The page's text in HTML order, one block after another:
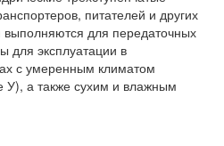
питателей и других
для передаточных
для эксплуатации в
с умеренным климатом
У), а также сухим и влажным